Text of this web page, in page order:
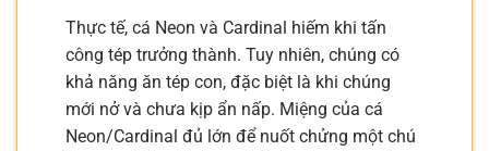
Thực tế, cá Neon và Cardinal hiếm khi tấn
công tép trưởng thành. Tuy nhiên, chúng có
khả năng ăn tép con, đặc biệt là khi chúng
mới nở và chưa kịp ẩn nấp. Miệng của cá
Neon/Cardinal đủ lớn để nuốt chửng một chú